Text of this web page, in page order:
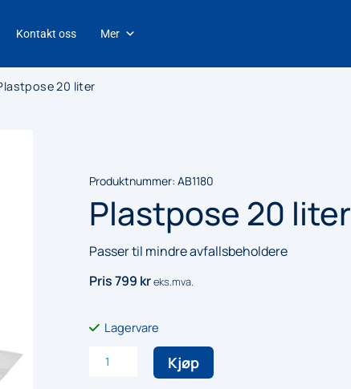
Kontakt oss Mer
20 liter
Produktnummer: AB1180
Plastpose 20 liter
Passer til mindre avfallsbeholdere
Pris799 kreks.mva.
Lagervare
Plastpose
Kjøp